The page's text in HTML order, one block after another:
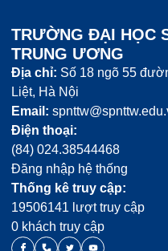
TRƯỜNG ĐẠI HỌC
TRUNG ƯƠNG
Địa chỉ: Số 18 ngõ 55
Liệt, Hà Nội
Email:
Điện thoại:
(84) 024.38544468
Đăng nhập hệ thống
Thống kê truy cập:
19506141 lượt truy cập
0 khách truy cập